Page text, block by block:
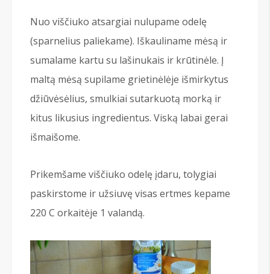
Nuo viščiuko atsargiai nulupame odelę
(sparnelius paliekame). Iškauliname mėsą ir
sumalame kartu su lašinukais ir krūtinėle. Į
maltą mėsą supilame grietinėlėje išmirkytus
džiūvėsėlius, smulkiai sutarkuotą morką ir
kitus likusius ingredientus. Viską labai gerai
išmaišome.
Prikemšame viščiuko odelę įdaru, tolygiai
paskirstome ir užsiuvę visas ertmes kepame
220 С orkaitėje 1 valandą.